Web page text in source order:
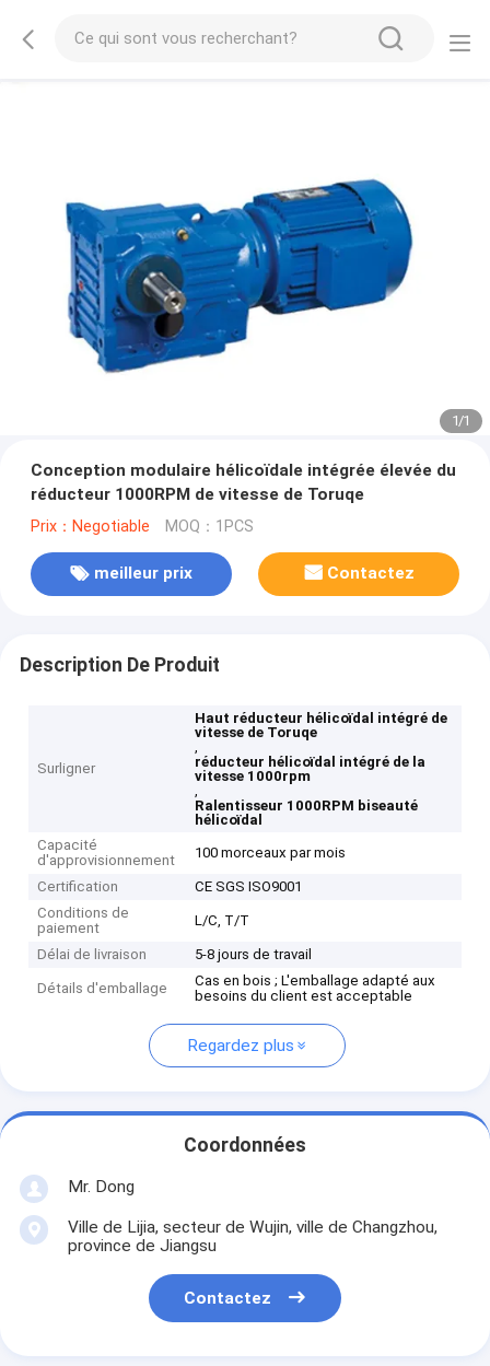
1/1
Conception modulaire hélicoïdale intégrée élevée du
réducteur 1000RPM de vitesse de Toruqe
Prix：Negotiable MOQ：1PCS
meilleur prix Contactez
Description De Produit
Surligner
Haut réducteur hélicoïdal intégré de
vitesse de Toruqe
,
réducteur hélicoïdal intégré de la
vitesse 1000rpm
,
Ralentisseur 1000RPM biseauté
hélicoïdal
Capacité
d'approvisionnement
100 morceaux par mois
Certification
CE SGS ISO9001
Conditions de
paiement
L/C, T/T
Délai de livraison 5-8 jours de travail
Détails d'emballage
Cas en bois ; L'emballage adapté aux
besoins du client est acceptable
Regardez plus
Coordonnées
Mr. Dong
Ville de Lijia, secteur de Wujin, ville de Changzhou,
province de Jiangsu
Contactez